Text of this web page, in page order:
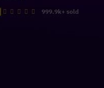
999.9k+ sold